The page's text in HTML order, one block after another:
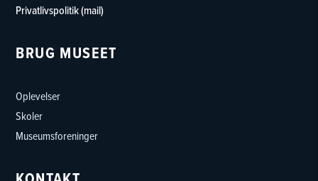
Privatlivspolitik (mail)
BRUG MUSEET
Oplevelser
Skoler
Museumsforeninger